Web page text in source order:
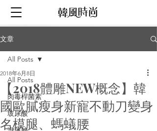
文章
All Posts
肉毒桿菌素
玻尿酸
All Posts
【2018體雕NEW概念】韓
國歐膩瘦身新寵不動刀變身
名模腿、螞蟻腰
2018年6月8日